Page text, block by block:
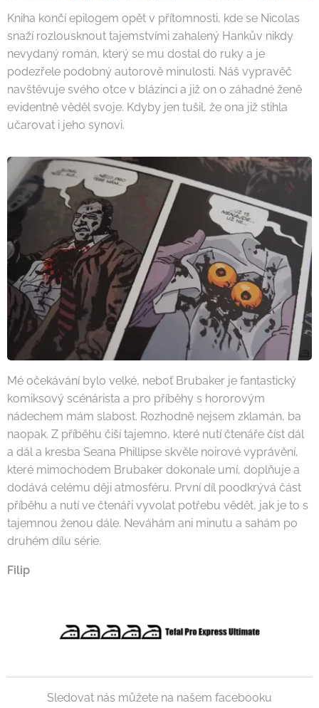
Kniha končí epilogem opět v přítomnosti, kde se Nicolas
snaží rozlousknout tajemstvími zahalený Hankův nikdy
nevydaný román, který se mu dostal do ruky a je
podezřele podobný autorově minulosti. Náš vypravěč
navštěvuje svého otce v blázinci a již on o záhadné ženě
evidentně věděl svoje. Kdyby jen tušil, že ona již stihla
učarovat i jeho synovi.
Mé očekávání bylo velké, neboť Brubaker je fantastický
komiksový scénárista a pro příběhy s hororovým
nádechem mám slabost. Rozhodně nejsem zklamán, ba
naopak. Z příběhu čiší tajemno, které nutí čtenáře číst dál
a dál a kresba Seana Phillipse skvěle noirové vyprávění,
které mimochodem Brubaker dokonale umí, doplňuje a
dodává celému ději atmosféru. První díl poodkrývá část
příběhu a nutí ve čtenáři vyvolat potřebu vědět, jak je to s
tajemnou ženou dále. Neváhám ani minutu a sahám po
druhém dílu série.
Filip
Sledovat nás můžete na našem facebooku